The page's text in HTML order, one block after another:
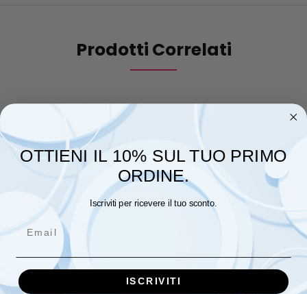
Prodotti Correlati
Quadrati di garza Nancy –
confezione da 3 pezzi
Copertina da lettino
OTTIENI IL 10% SUL TUO PRIMO
ORDINE.
Iscriviti per ricevere il tuo sconto.
ISCRIVITI